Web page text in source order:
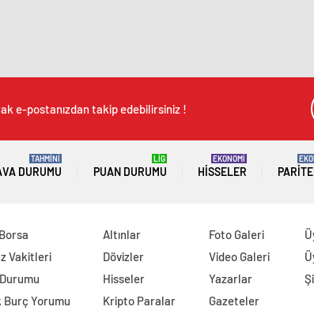
e-postanızdan takip edebilirsiniz !
DURUMU
TAHMİNİ
PUAN DURUMU
LİG
HISSELER
EKONOMİ
Vakitleri
Burç Yorumu
Altınlar
Dövizler
Hisseler
Kripto Paralar
Foto Galeri
Video Galeri
Yazarlar
Gazeteler